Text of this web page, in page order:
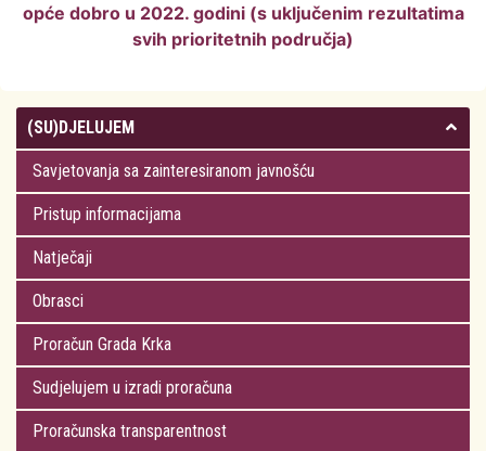
opće dobro u 2022. godini (s uključenim rezultatima
svih prioritetnih područja)
(SU)DJELUJEM
Savjetovanja sa zainteresiranom javnošću
Pristup informacijama
Natječaji
Obrasci
Proračun Grada Krka
Sudjelujem u izradi proračuna
Proračunska transparentnost